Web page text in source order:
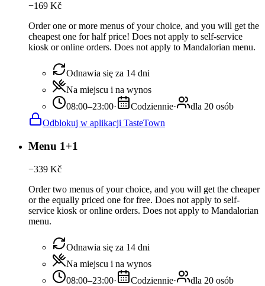
−169 Kč
Order one or more menus of your choice, and you will get the
cheapest one for half price! Does not apply to self-service
kiosk or online orders. Does not apply to Mandalorian menu.
Odnawia się za 14 dni
Na miejscu i na wynos
08:00–23:00· Codziennie·
dla 20 osób
Odblokuj w aplikacji TasteTown
Menu 1+1
−339 Kč
Order two menus of your choice, and you will get the cheaper
or the equally priced one for free. Does not apply to self-
service kiosk or online orders. Does not apply to Mandalorian
menu.
Odnawia się za 14 dni
Na miejscu i na wynos
08:00–23:00· Codziennie·
dla 20 osób